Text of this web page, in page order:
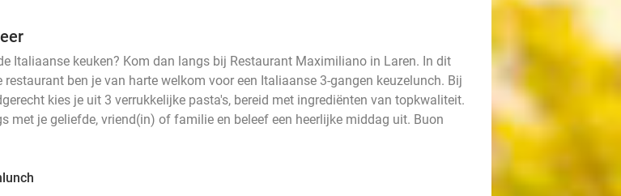
Italiaanse keuken? Kom dan langs bij Restaurant Maximiliano in Laren. In dit
restaurant ben je van harte welkom voor een Italiaanse 3-gangen keuzelunch. Bij
kies je uit 3 verrukkelijke pasta's, bereid met ingrediënten van topkwaliteit.
met je geliefde, vriend(in) of familie en beleef een heerlijke middag uit. Buon